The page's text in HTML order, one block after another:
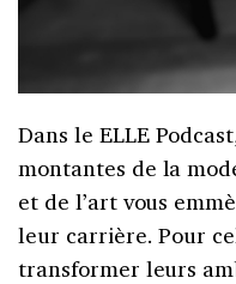
Dans le ELLE
montantes de la
et de l’art vous
leur carrière. Pour
transformer leurs